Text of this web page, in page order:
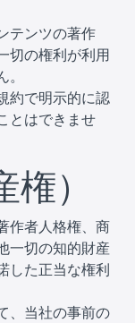
テンツの著作
切の権利が利用
約で明示的に認
とはできませ
）
作者人格権、商
一切の知的財産
した正当な権利
、当社の事前の